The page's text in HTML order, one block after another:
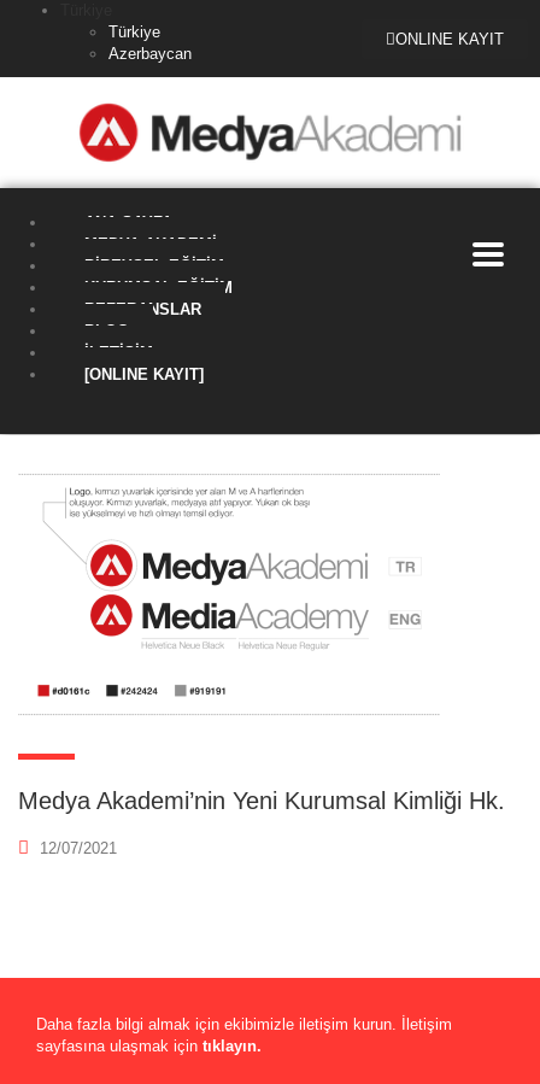
Türkiye
Azerbaycan
ONLINE KAYIT
ANA SAYFA
MEDYA AKADEMI
BIREYSEL EĞITIM
KURUMSAL EĞITIM
REFERANSLAR
BLOG
İLETIŞIM
[ONLINE KAYIT]
Medya Akademi’nin Yeni Kurumsal Kimliği Hk.
12/07/2021
Daha fazla bilgi almak için ekibimizle iletişim kurun. İletişim
sayfasına ulaşmak için tıklayın.